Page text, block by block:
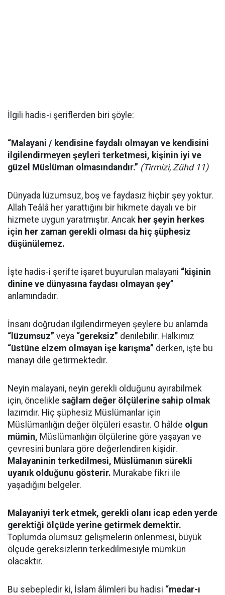
İlgili hadis-i şeriflerden biri şöyle:
“Malayani / kendisine faydalı olmayan ve kendisini
ilgilendirmeyen şeyleri terketmesi, kişinin iyi ve
güzel Müslüman olmasındandır.” (Tirmizi, Zühd 11)
Dünyada lüzumsuz, boş ve faydasız hiçbir şey yoktur.
Allah Teâlâ her yarattığını bir hikmete dayalı ve bir
hizmete uygun yaratmıştır. Ancak her şeyin herkes
için her zaman gerekli olması da hiç şüphesiz
düşünülemez.
İşte hadis-i şerifte işaret buyurulan malayani “kişinin
dinine ve dünyasına faydası olmayan şey”
anlamındadır.
İnsanı doğrudan ilgilendirmeyen şeylere bu anlamda
“lüzumsuz” veya “gereksiz” denilebilir. Halkımız
“üstüne elzem olmayan işe karışma” derken, işte bu
manayı dile getirmektedir.
Neyin malayani, neyin gerekli olduğunu ayırabilmek
için, öncelikle sağlam değer ölçülerine sahip olmak
lazımdır. Hiç şüphesiz Müslümanlar için
Müslümanlığın değer ölçüleri esastır. O hâlde olgun
mümin, Müslümanlığın ölçülerine göre yaşayan ve
çevresini bunlara göre değerlendiren kişidir.
Malayaninin terkedilmesi, Müslümanın sürekli
uyanık olduğunu gösterir. Murakabe fikri ile
yaşadığını belgeler.
Malayaniyi terk etmek, gerekli olanı icap eden yerde
gerektiği ölçüde yerine getirmek demektir.
Toplumda olumsuz gelişmelerin önlenmesi, büyük
ölçüde gereksizlerin terkedilmesiyle mümkün
olacaktır.
Bu sebepledir ki, İslam âlimleri bu hadisi “medar-ı